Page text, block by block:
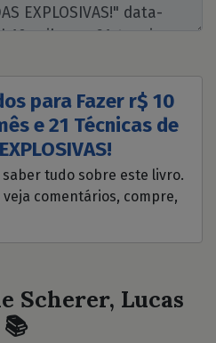
para Fazer r$ 10
e 21 Técnicas de
saber tudo sobre este livro.
veja comentários, compre,
Scherer, Lucas